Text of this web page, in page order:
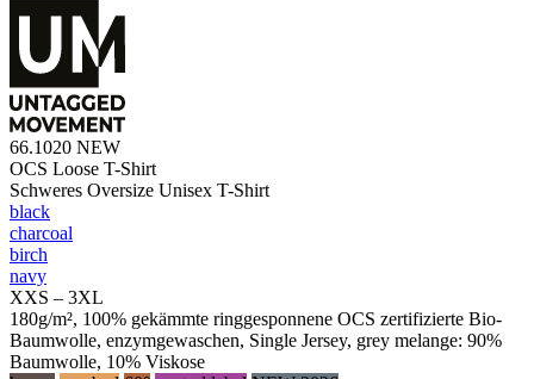
66.1020 NEW
OCS Loose T-Shirt
Schweres Oversize Unisex T-Shirt
black
charcoal
birch
navy
XXS – 3XL
180g/m², 100% gekämmte ringgesponnene OCS zertifizierte Bio-
Baumwolle, enzymgewaschen, Single Jersey, grey melange: 90%
Baumwolle, 10% Viskose